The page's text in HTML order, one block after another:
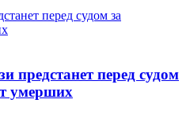
перед судом за
предстанет перед судом
умерших